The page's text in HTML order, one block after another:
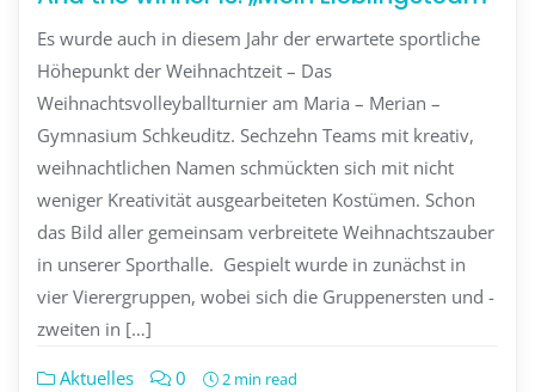
Es wurde auch in diesem Jahr der erwartete sportliche
Höhepunkt der Weihnachtzeit – Das
Weihnachtsvolleyballturnier am Maria – Merian –
Gymnasium Schkeuditz. Sechzehn Teams mit kreativ,
weihnachtlichen Namen schmückten sich mit nicht
weniger Kreativität ausgearbeiteten Kostümen. Schon
das Bild aller gemeinsam verbreitete Weihnachtszauber
in unserer Sporthalle. Gespielt wurde in zunächst in
vier Vierergruppen, wobei sich die Gruppenersten und -
zweiten in […]
Aktuelles 0 2 min read